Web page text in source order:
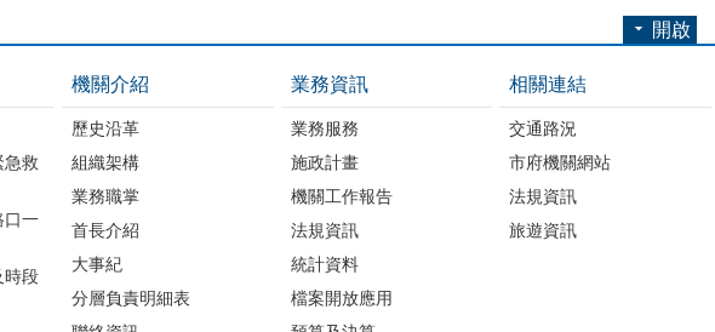
開啟
急救
口一
時段
機關介紹
歷史沿革
組織架構
業務職掌
首長介紹
大事紀
分層負責明細表
業務資訊
業務服務
施政計畫
機關工作報告
法規資訊
統計資料
檔案開放應用
相關連結
交通路況
市府機關網站
法規資訊
旅遊資訊